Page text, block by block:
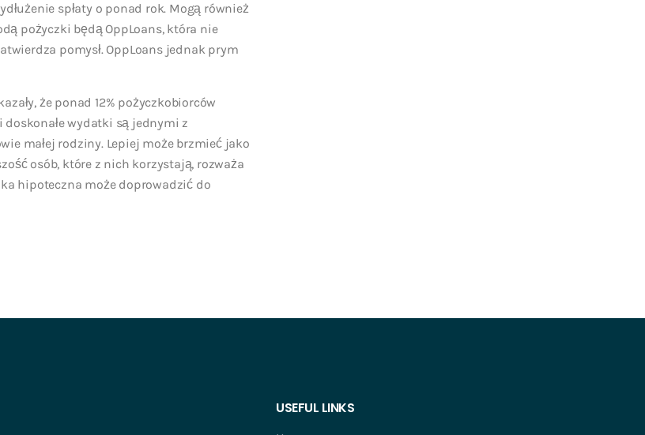
spłaty o ponad rok. Mogą również
pożyczki będą OppLoans, która nie
pomysł. OppLoans jednak prym
że ponad 12% pożyczkobiorców
wydatki są jednymi z
małej rodziny. Lepiej może brzmieć jako
osób, które z nich korzystają, rozważa
hipoteczna może doprowadzić do
USEFUL LINKS